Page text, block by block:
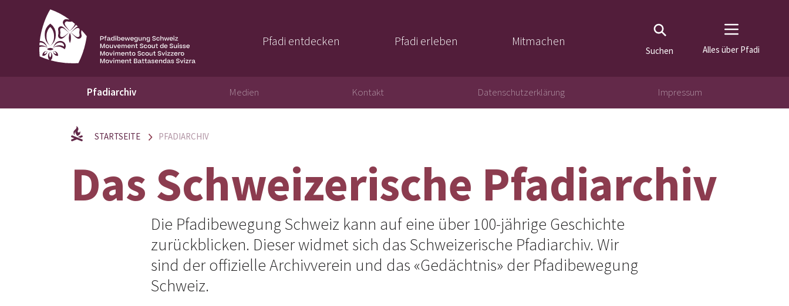
Pfadi entdecken Pfadi erleben Mitmachen
Suchen Alles über Pfadi
Pfadiarchiv Medien Kontakt Datenschutzerklärung Impressum
STARTSEITE PFADIARCHIV
Das Schweizerische Pfadiarchiv
Die Pfadibewegung Schweiz kann auf eine über 100-jährige Geschichte
zurückblicken. Dieser widmet sich das Schweizerische Pfadiarchiv. Wir
sind der offizielle Archivverein und das «Gedächtnis» der Pfadibewegung
Schweiz.